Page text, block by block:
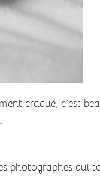
craqué, c’est
photographes qui